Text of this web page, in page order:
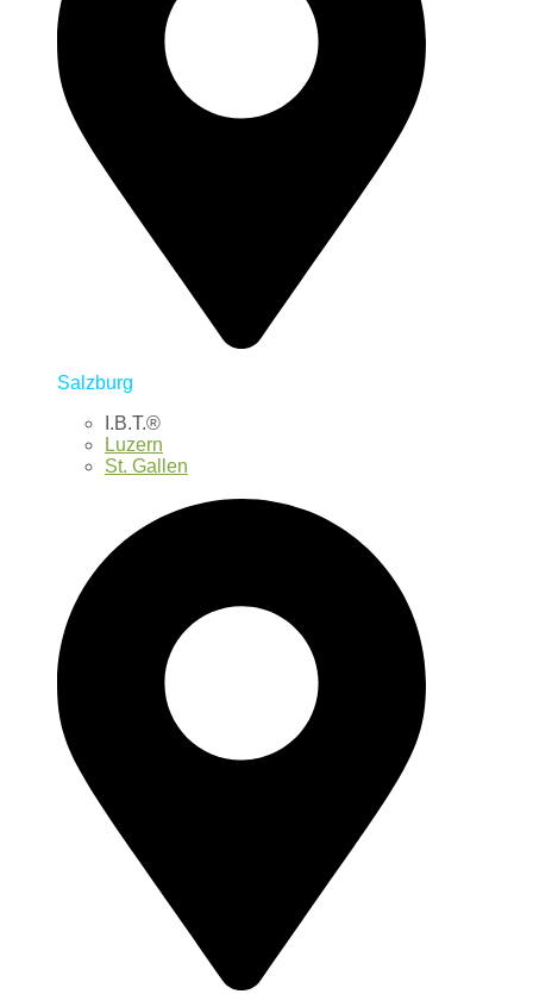
Salzburg
I.B.T.®
Luzern
St. Gallen